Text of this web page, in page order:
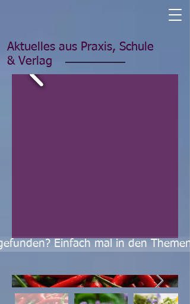
Aktuelles aus Praxis, Schule
& Verlag
Einfach mal in den